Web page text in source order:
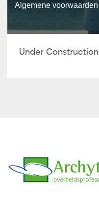
Algemene voorwaarden
Under Construction